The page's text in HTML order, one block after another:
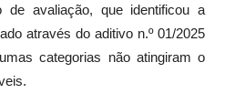
de avaliação, que identificou a
através do aditivo n.º 01/2025
categorias não atingiram o